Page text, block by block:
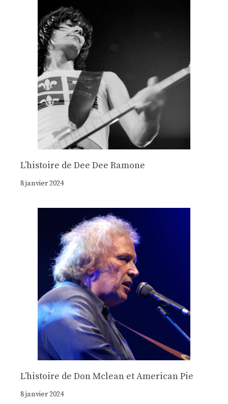
Lʼhistoire de Dee Dee Ramone
8 janvier 2024
Lʼhistoire de Don Mclean et American Pie
8 janvier 2024